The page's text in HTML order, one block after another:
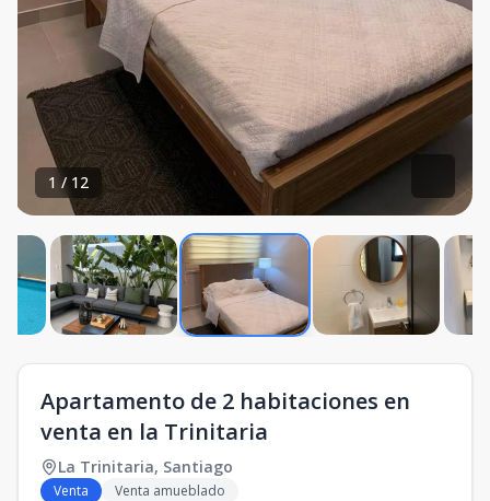
1 / 12
Apartamento de 2 habitaciones en
venta en la Trinitaria
La Trinitaria, Santiago
Venta Venta amueblado